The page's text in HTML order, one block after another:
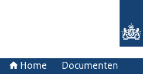
Home Documenten